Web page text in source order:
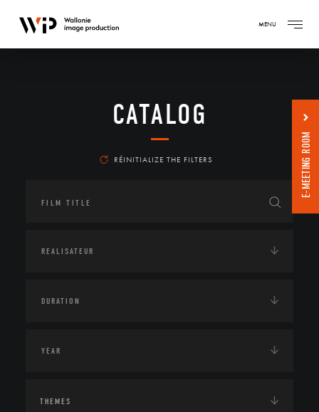
MENU
CATALOG
RÉINITIALIZE THE FILTERS
THEMES
E-MEETING ROOM